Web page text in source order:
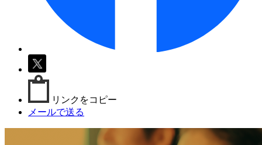
リンクをコピー
メールで送る